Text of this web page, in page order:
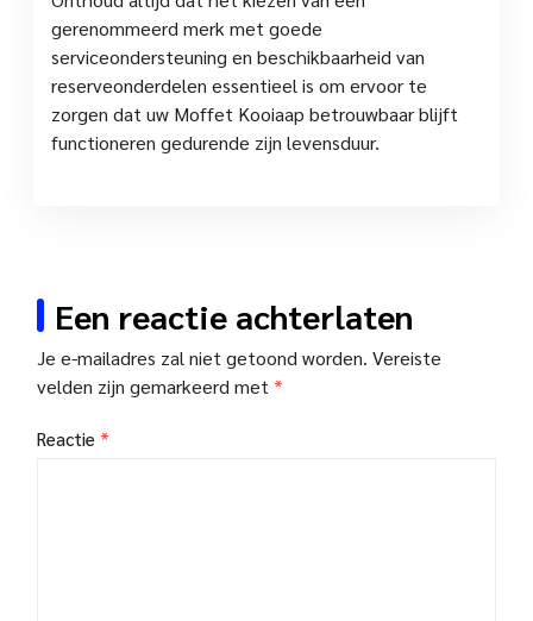
gerenommeerd merk met goede
serviceondersteuning en beschikbaarheid van
reserveonderdelen essentieel is om ervoor te
zorgen dat uw Moffet Kooiaap betrouwbaar blijft
functioneren gedurende zijn levensduur.
Een reactie achterlaten
Je e-mailadres zal niet getoond worden. Vereiste
velden zijn gemarkeerd met *
Reactie *